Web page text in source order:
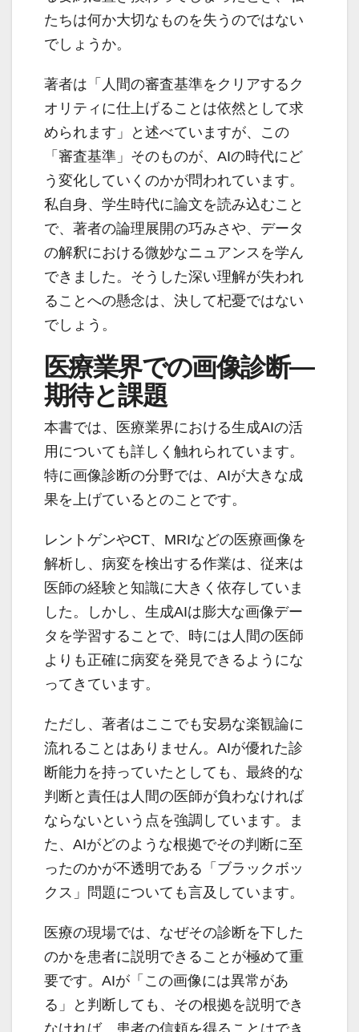
たちは何か大切なものを失うのではない
でしょうか。
著者は「人間の審査基準をクリアするク
オリティに仕上げることは依然として求
められます」と述べていますが、この
「審査基準」そのものが、AIの時代にど
う変化していくのかが問われています。
私自身、学生時代に論文を読み込むこと
で、著者の論理展開の巧みさや、データ
の解釈における微妙なニュアンスを学ん
できました。そうした深い理解が失われ
ることへの懸念は、決して杞憂ではない
でしょう。
医療業界での画像診断—
期待と課題
本書では、医療業界における生成AIの活
用についても詳しく触れられています。
特に画像診断の分野では、AIが大きな成
果を上げているとのことです。
レントゲンやCT、MRIなどの医療画像を
解析し、病変を検出する作業は、従来は
医師の経験と知識に大きく依存していま
した。しかし、生成AIは膨大な画像デー
タを学習することで、時には人間の医師
よりも正確に病変を発見できるようにな
ってきています。
ただし、著者はここでも安易な楽観論に
流れることはありません。AIが優れた診
断能力を持っていたとしても、最終的な
判断と責任は人間の医師が負わなければ
ならないという点を強調しています。ま
た、AIがどのような根拠でその判断に至
ったのかが不透明である「ブラックボッ
クス」問題についても言及しています。
医療の現場では、なぜその診断を下した
のかを患者に説明できることが極めて重
要です。AIが「この画像には異常があ
る」と判断しても、その根拠を説明でき
なければ、患者の信頼を得ることはでき